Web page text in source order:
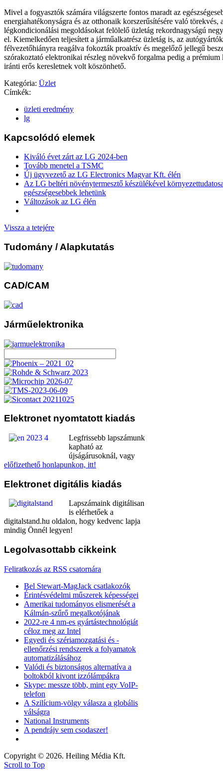
Mivel a fogyasztók számára világszerte fontos maradt az
energiahatékonyságra és az otthonaik korszerűsítésére való törekvés,
légkondicionálási megoldásokat felölelő üzletág rekordnagyságú
el. Kiemelkedően teljesített a járműalkatrész üzletág is, az
félvezetőhiányra reagálva fokozták proaktív és megelőző jellegű
szórakoztató elektronikai részleg növekvő forgalma pedig a prémium
iránti erős keresletnek volt köszönhető.
Kategória: Üzlet
Címkék:
üzleti eredmény
lg
Kapcsolódó elemek
Kiváló évet zárt az LG 2024-ben
Tovább menetel a TSMC
Új ügyvezető az LG Electronics Magyar Kft. élén
Az LG beltéri növénytermesztő készülékével
egészségesebbek lehetünk
Változások az LG élén
Vissza a tetejére
Tudomány / Alapkutatás
CAD/CAM
Járműelektronika
Elektronet nyomtatott kiadás
Legfrissebb lapszámunk
kapható az
újságárusoknál, vagy
előfizethető honlapunkon, itt!
Elektronet digitális kiadás
Lapszámaink digitálisan
is elérhetőek a
digitalstand.hu oldalon, hogy kedvenc lapja
mindig Önnél legyen!
Legolvasottabb cikkeink
Feliratkozás az RSS csatornára
Bel Stewart-MagJack csatlakozók
Érintésvédelmi műszerek képességei
Amerikai tudományos elismerését a
Kálmán-szűrő megalkotójának
2022-re 4 nm-es gyártástechnológiát
céloz meg az Intel
Egyedi és szériamozgatási és -
ellenőrzési rendszerek a folyamatok
automatizálásához
Valódi és biztonságos alternatíva a
boltokból kivont izzólámpákra
Skype: messze több, mint egy VoIP-
telefon
A Szilícium-völgy válasza a globális
válságra
National Instruments
A pendrájv sem csodaszer!
Copyright © 2026. Heiling Média Kft.
Scroll to Top